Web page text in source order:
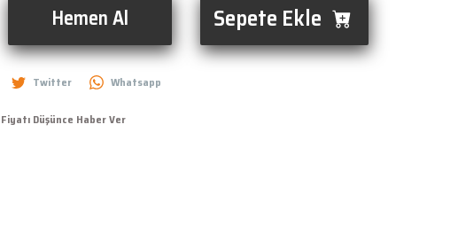
Hemen Al Sepete Ekle
Twitter Whatsapp
Fiyatı Düşünce Haber Ver